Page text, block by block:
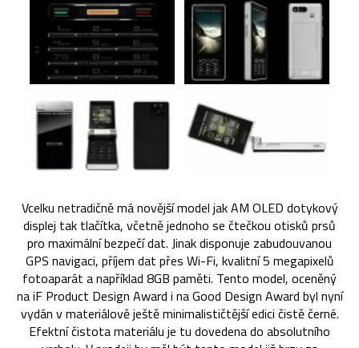
Vcelku netradičně má novější model jak AM OLED dotykový
displej tak tlačítka, včetně jednoho se čtečkou otisků prsů
pro maximální bezpečí dat. Jinak disponuje zabudouvanou
GPS navigaci, příjem dat přes Wi-Fi, kvalitní 5 megapixelů
fotoaparát a například 8GB paměti. Tento model, oceněný
na iF Product Design Award i na Good Design Award byl nyní
vydán v materiálově ještě minimalističtější edici čistě černé.
Efektní čistota materiálu je tu dovedena do absolutního